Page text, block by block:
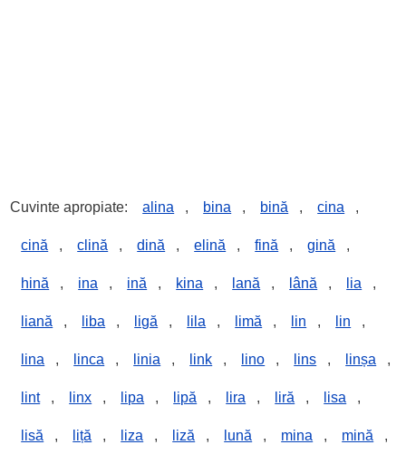
Cuvinte apropiate: alina , bina , bină , cina ,
cină , clină , dină , elină , fină , gină ,
hină , ina , ină , kina , lană , lână , lia ,
liană , liba , ligă , lila , limă , lin , lin ,
lina , linca , linia , link , lino , lins , linșa ,
lint , linx , lipa , lipă , lira , liră , lisa ,
lisă , liță , liza , liză , lună , mina , mină ,